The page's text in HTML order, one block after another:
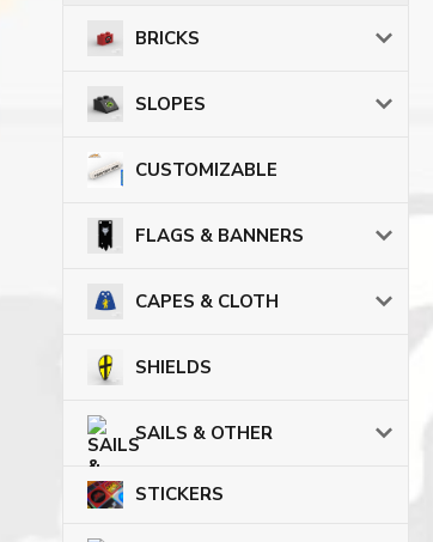
BRICKS
SLOPES
CUSTOMIZABLE
FLAGS & BANNERS
CAPES & CLOTH
SHIELDS
SAILS & OTHER
STICKERS